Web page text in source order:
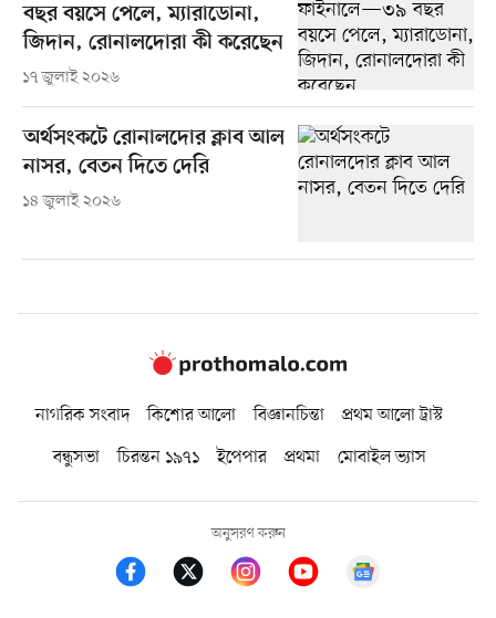
বছর বয়সে পেলে, ম্যারাডোনা,
জিদান, রোনালদোরা কী করেছেন
১৭ জুলাই ২০২৬
অর্থসংকটে রোনালদোর ক্লাব আল
নাসর, বেতন দিতে দেরি
১৪ জুলাই ২০২৬
নাগরিক সংবাদ কিশোর আলো বিজ্ঞানচিন্তা
প্রথম আলো ট্রাস্ট
বন্ধুসভা
চিরন্তন ১৯৭১ ইপেপার প্রথমা মোবাইল ভ্যাস
অনুসরণ করুন